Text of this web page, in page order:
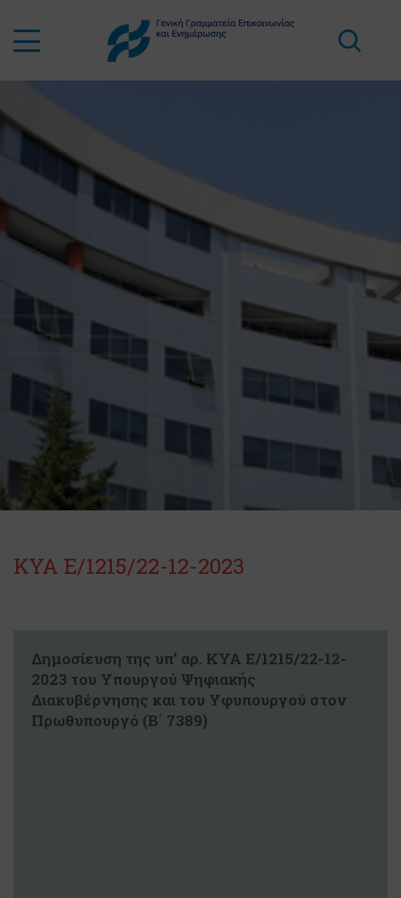
ΚΥΑ Ε/1215/22-12-2023
Δημοσίευση της υπ’ αρ. ΚΥΑ Ε/1215/22-12-
2023 του Υπουργού Ψηφιακής
Διακυβέρνησης και του Υφυπουργού στον
Πρωθυπουργό (Β΄ 7389)